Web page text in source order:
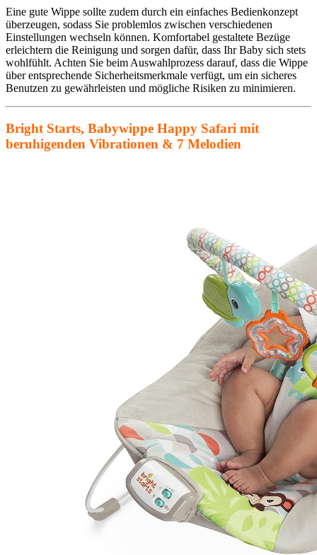
Eine gute Wippe sollte zudem durch ein einfaches Bedienkonzept
überzeugen, sodass Sie problemlos zwischen verschiedenen
Einstellungen wechseln können. Komfortabel gestaltete Bezüge
erleichtern die Reinigung und sorgen dafür, dass Ihr Baby sich stets
wohlfühlt. Achten Sie beim Auswahlprozess darauf, dass die Wippe
über entsprechende Sicherheitsmerkmale verfügt, um ein sicheres
Benutzen zu gewährleisten und mögliche Risiken zu minimieren.
Bright Starts, Babywippe Happy Safari mit
beruhigenden Vibrationen & 7 Melodien